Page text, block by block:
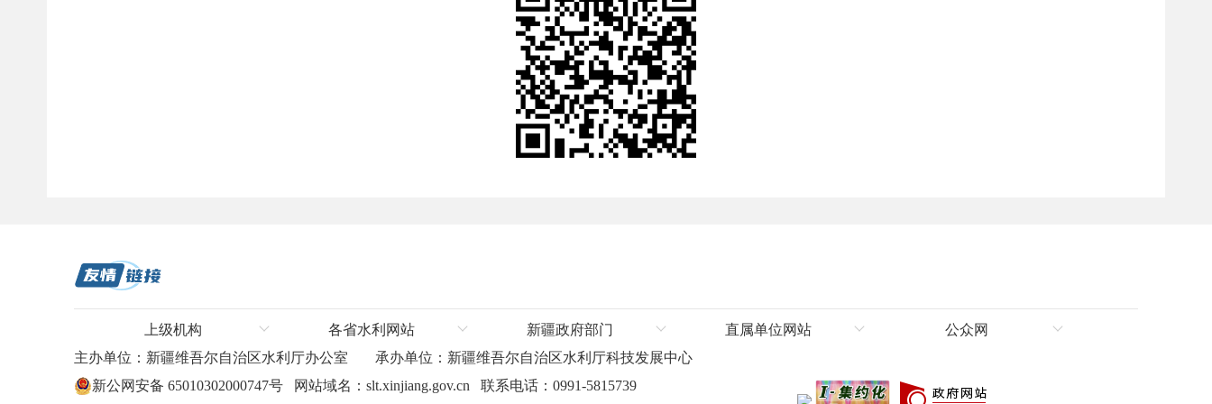
上级机构
水利部
长江水利委员会
各省水利网站
河北省水利厅
山东省水利厅
新疆政府部门
新疆维吾尔自治区人民政府
自治区发展和改革委员会
直属单位网站 公众网
新疆新闻网
主办单位：新疆维吾尔自治区水利厅办公室
承办单位：新疆维吾尔自治区水利厅科技发展中心
新公网安备 65010302000747号 网站域名：slt.xinjiang.gov.cn 联系电话：0991-5815739